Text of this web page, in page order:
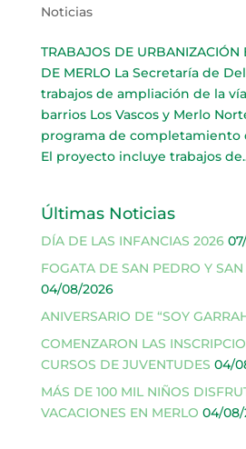
Noticias
TRABAJOS DE URBANIZACIÓN
DE MERLO La Secretaría de
trabajos de ampliación de la
barrios Los Vascos y Merlo
programa de completamiento
El proyecto incluye trabajos
Últimas Noticias
DÍA DE LAS INFANCIAS 2026
FOGATA DE SAN PEDRO Y
04/08/2026
ANIVERSARIO DE “SOY
COMENZARON LAS
CURSOS DE JUVENTUDES 04/
MÁS DE 100 MIL NIÑOS
VACACIONES EN MERLO 04/08/